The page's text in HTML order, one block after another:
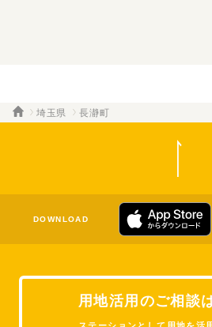
埼玉県 長瀞町
用地活用のご相談
DOWNLOAD